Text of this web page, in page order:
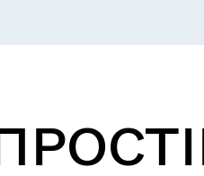
ЗАПОРІЖЖЯ